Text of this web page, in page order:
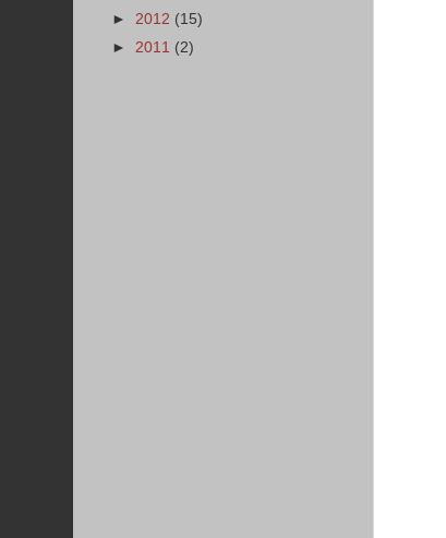
► 2012 (15)
► 2011 (2)